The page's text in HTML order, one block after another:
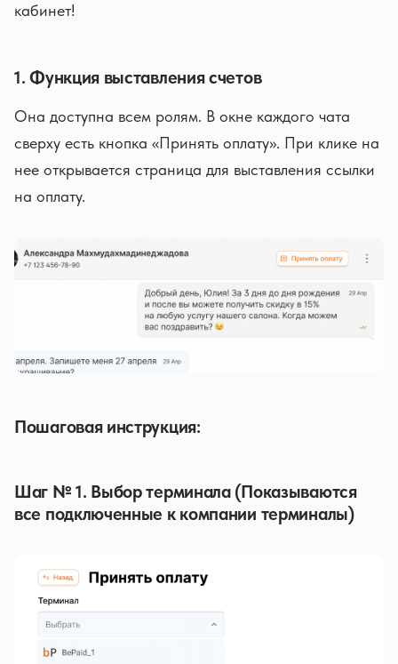
кабинет!
1. Функция выставления счетов
Она доступна всем ролям. В окне каждого чата
сверху есть кнопка «Принять оплату». При клике на
нее открывается страница для выставления ссылки
на оплату.
Пошаговая инструкция:
Шаг № 1. Выбор терминала (Показываются
все подключенные к компании терминалы)